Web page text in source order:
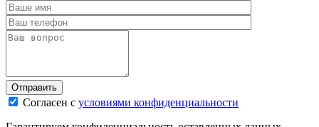
Отправить
Согласен с условиями конфиденциальности